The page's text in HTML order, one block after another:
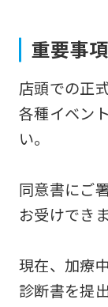
重要事項
店頭での正
各種イベン
い。
同意書にご
お受けでき
現在、加療
診断書を提